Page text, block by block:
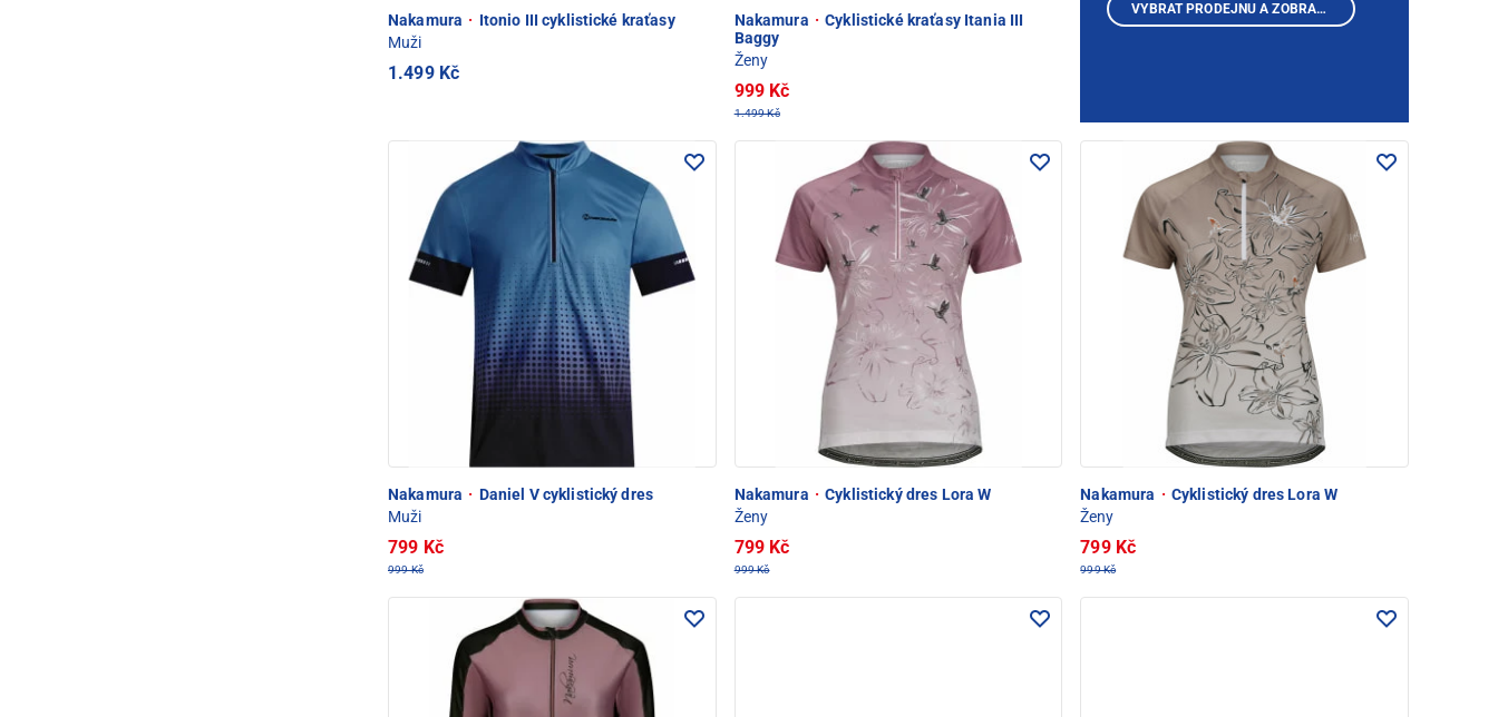
Nakamura · Itonio III cyklistické kraťasy
Muži
1.499 Kč
Nakamura · Cyklistické kraťasy Itania III
Baggy
Ženy
999 Kč
1.499 Kč
Nakamura · Daniel V cyklistický dres
Muži
799 Kč
999 Kč
Nakamura · Cyklistický dres Lora W
Ženy
799 Kč
999 Kč
Nakamura · Cyklistický dres Lora W
Ženy
799 Kč
999 Kč
VYBRAT PRODEJNU A ZOBRAZIT PRODUKTY